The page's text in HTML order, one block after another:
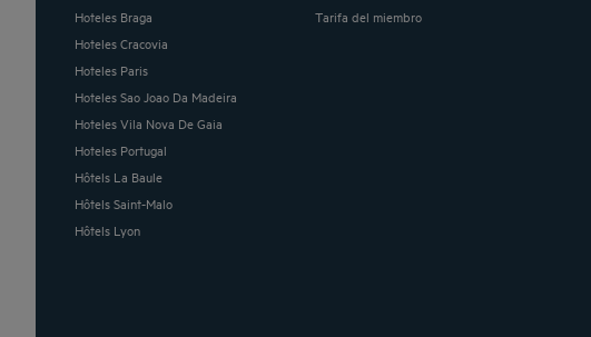
Hoteles Braga
Hoteles Cracovia
Hoteles Paris
Hoteles Sao Joao Da Madeira
Hoteles Vila Nova De Gaia
Hoteles Portugal
Hôtels La Baule
Hôtels Saint-Malo
Hôtels Lyon
Tarifa del miembro